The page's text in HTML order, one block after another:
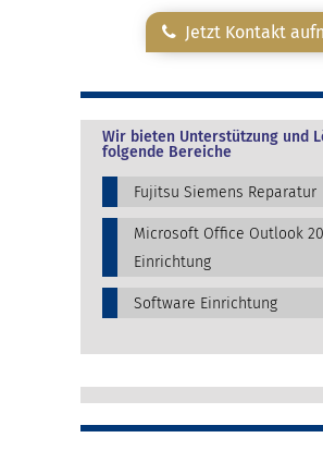
Jetzt Kontakt
Wir bieten Unterstützung und
folgende Bereiche
Fujitsu Siemens Reparatur
Microsoft Office Outlook
Einrichtung
Software Einrichtung